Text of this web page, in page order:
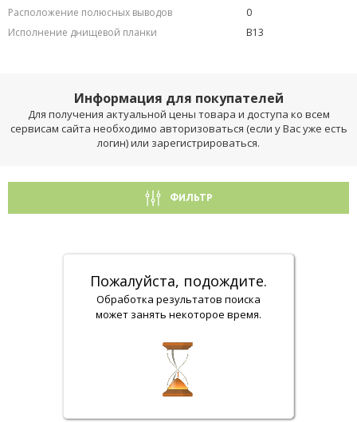
Расположение полюсных выводов
0
Исполнение днищевой планки
B13
Информация для покупателей
Для получения актуальной цены товара и доступа ко всем
сервисам сайта необходимо авторизоваться (если у Вас уже есть
логин) или зарегистрироваться.
ФИЛЬТР
Пожалуйста, подождите.
Обработка результатов поиска
может занять некоторое время.